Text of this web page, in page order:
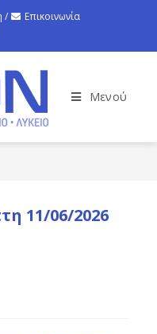
/ Επικοινωνία
Μενού
11/06/2026